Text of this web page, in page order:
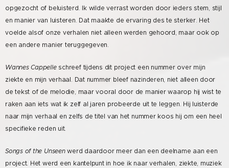
opgezocht of beluisterd. Ik wilde verrast worden door ieders stem, stijl
en manier van luisteren. Dat maakte de ervaring des te sterker. Het
voelde alsof onze verhalen niet alleen werden gehoord, maar ook op
een andere manier teruggegeven.
Wannes Cappelle schreef tijdens dit project een nummer over mijn
ziekte en mijn verhaal. Dat nummer bleef nazinderen, niet alleen door
de tekst of de melodie, maar vooral door de manier waarop hij wist te
raken aan iets wat ik zelf al jaren probeerde uit te leggen. Hij luisterde
naar mijn verhaal en zelfs de titel van het nummer koos hij om een heel
specifieke reden uit.
Songs of the Unseenwerd daardoor meer dan een deelname aan een
project. Het werd een kantelpunt in hoe ik naar verhalen, ziekte, muziek